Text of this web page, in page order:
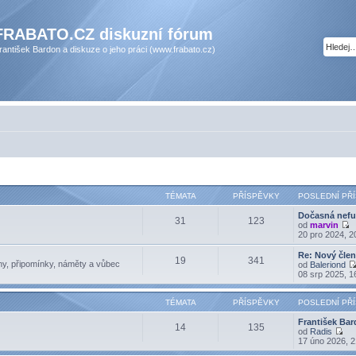
diskuzní fórum
Bardon a diskuze o jeho práci (www.frabato.cz)
TÉMATA PŘÍSPĚVKY POSLEDNÍ
31 123
Dočasná
od marvin
Z
o
b
r
a
z
i
t
o
s
l
e
20 pro 2024,
připomínky, náměty a vůbec
19 341
Re: Nový člen
od Baleriond
08 srp 2025,
TÉMATA PŘÍSPĚVKY POSLEDNÍ
14 135
František
od Radis
Z
o
17 úno 2026,